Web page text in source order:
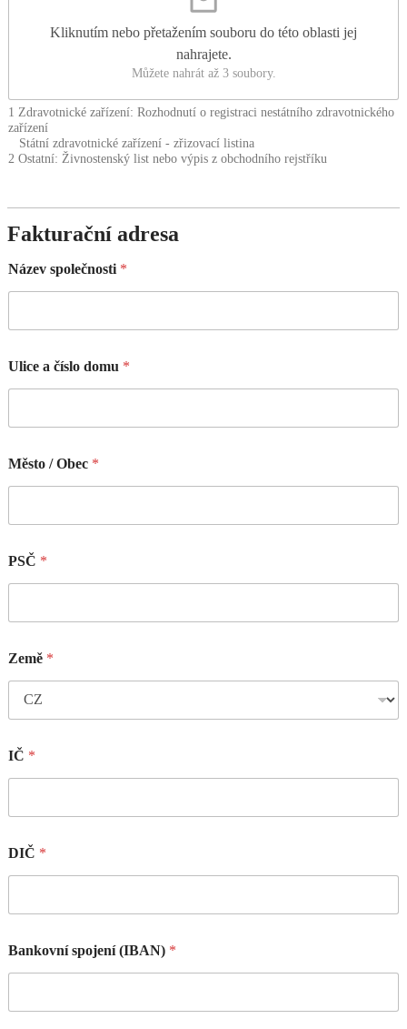
Kliknutím nebo přetažením souboru do této oblasti jej
nahrajete.
Můžete nahrát až 3 soubory.
1 Zdravotnické zařízení: Rozhodnutí o registraci nestátního zdravotnického
zařízení
Státní zdravotnické zařízení - zřizovací listina
2 Ostatní: Živnostenský list nebo výpis z obchodního rejstříku
Fakturační adresa
Název společnosti *
Ulice a číslo domu *
Město / Obec *
PSČ *
Země *
IČ *
DIČ *
Bankovní spojení (IBAN) *